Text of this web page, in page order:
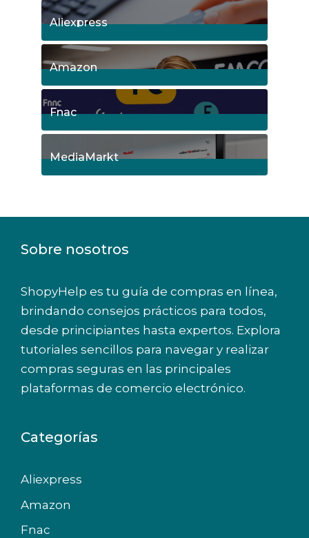
Aliexpress
18Posts
Amazon
5Posts
Fnac
9Posts
MediaMarkt
Sobre nosotros
ShopyHelp es tu guía de compras en línea,
brindando consejos prácticos para todos,
desde principiantes hasta expertos. Explora
tutoriales sencillos para navegar y realizar
compras seguras en las principales
plataformas de comercio electrónico.
Categorías
Aliexpress
Amazon
Fnac